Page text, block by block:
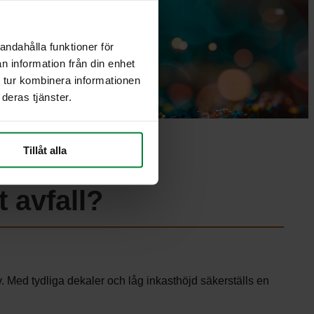
funktioner för
information från din enhet
kombinera informationen
tjänster.
Tillåt alla
avfall?
tydliga dekaler och låg inkasthöjd säkerställs en